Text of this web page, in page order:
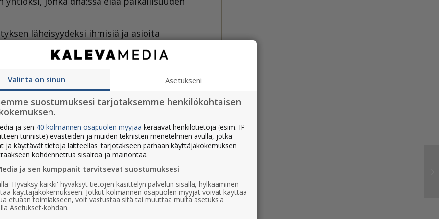
läheisyydeksi ihmisiä ja asioita
rajautuva paikallisuus. Se on tietoa
palveluita, jotka kiinnittävät ihmiset heitä
yhtiöperheen tarkoituksena on lisätä
yhteenkuuluvuutta.”
lähellä tuotettujen
Suomessa vaikuttavat maakunta-,
palvelut sekä paino- ja
lähellä tuotettujen uutissisältöjen
Valinta on sinun Asetukseni
suostumuksesi tarjotaksemme henkilökohtaisen
ja sen 40 kolmannen osapuolen myyjää keräävät henkilötietoja (esim. IP-
tunniste) evästeiden ja muiden teknisten menetelmien avulla, jotka
ja käyttävät tietoja laitteellasi tarjotakseen parhaan käyttäjäkokemuksen
kohdennettua sisältöä ja mainontaa.
ja sen kumppanit tarvitsevat suostumuksesi
'Hyväksy kaikki' hyväksyt tietojen käsittelyn palvelun sisällä, hylkääminen
käyttäjäkokemukseen. Jotkut kolmannen osapuolen myyjät voivat käyttää
etuaan toimiakseen, voit vastustaa sitä tai muuttaa muita asetuksia
Asetukset-kohdan.